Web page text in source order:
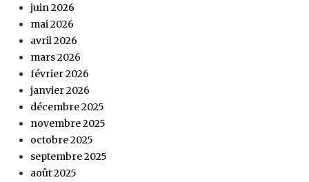
juin 2026
mai 2026
avril 2026
mars 2026
février 2026
janvier 2026
décembre 2025
novembre 2025
octobre 2025
septembre 2025
août 2025